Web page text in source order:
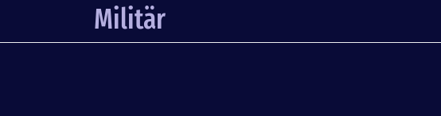
Militär